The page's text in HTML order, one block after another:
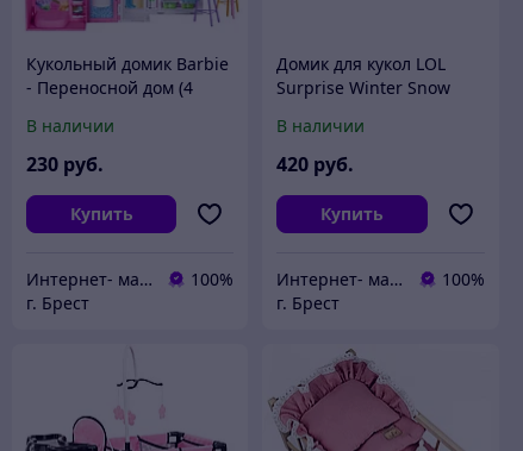
Кукольный домик Barbie
- Переносной дом (4
В наличии
230 руб.
Купить
Интернет- магазин O'кей маркет
100%
г. Брест
Домик для кукол LOL
Surprise Winter Snow
В наличии
420 руб.
Купить
Интернет- магазин O'кей маркет
100%
г. Брест